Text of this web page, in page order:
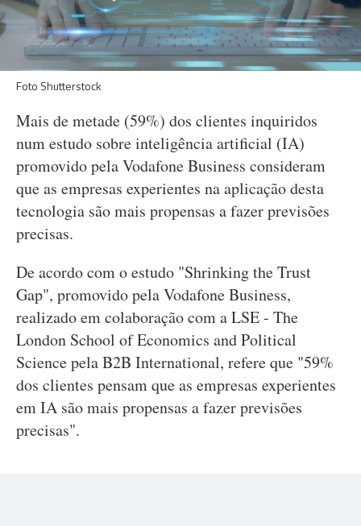
Foto Shutterstock
Mais de metade (59%) dos clientes inquiridos
num estudo sobre inteligência artificial (IA)
promovido pela Vodafone Business consideram
que as empresas experientes na aplicação desta
tecnologia são mais propensas a fazer previsões
precisas.
De acordo com o estudo "Shrinking the Trust
Gap", promovido pela Vodafone Business,
realizado em colaboração com a LSE - The
London School of Economics and Political
Science pela B2B International, refere que "59%
dos clientes pensam que as empresas experientes
em IA são mais propensas a fazer previsões
precisas".